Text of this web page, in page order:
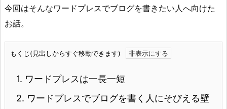
今回はそんなワードプレスでブログを書きたい人へ向けた
お話。
もくじ(見出しからすぐ移動できます)
1. ワードプレスは一長一短
2. ワードプレスでブログを書く人にそびえる壁